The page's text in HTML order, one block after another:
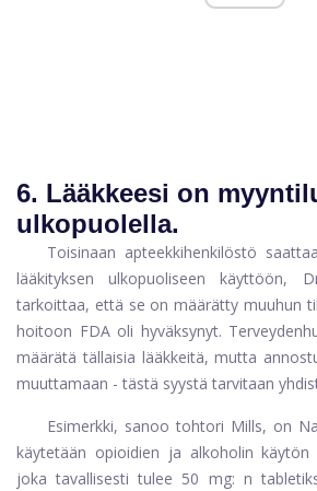
6. Lääkkeesi on
ulkopuolella.
Toisinaan apteekkihenkilöstö
lääkityksen ulkopuoliseen käyttöön,
tarkoittaa, että se on määrätty muuhun
hoitoon FDA oli hyväksynyt.
määrätä tällaisia ​​lääkkeitä, mutta
muuttamaan - tästä syystä tarvitaan
Esimerkki, sanoo tohtori Mills, on
käytetään opioidien ja alkoholin
joka tavallisesti tulee 50 mg: n